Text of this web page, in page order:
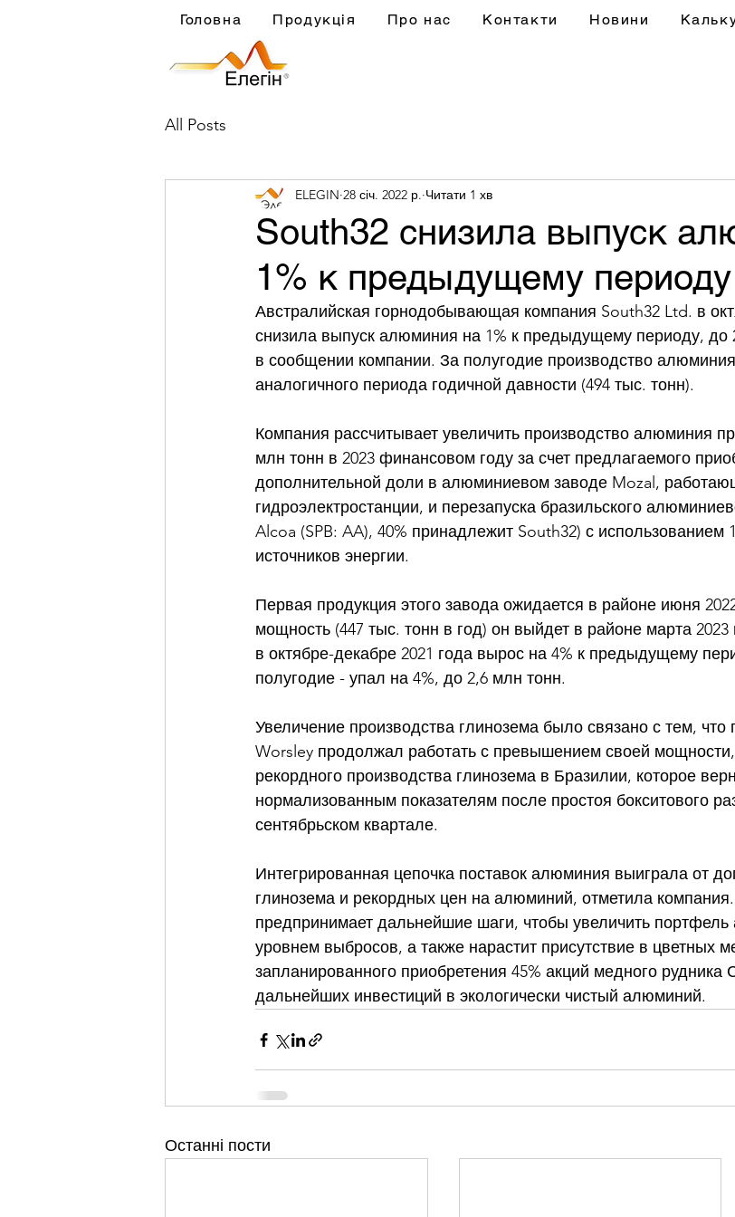
Головна Продукція Про нас Контакти Новини
All Posts
South32 снизила выпуск
1% к предыдущему периоду
ELEGIN 28 січ. 2022 р. Читати 1 хв
Австралийская горнодобывающая компания South32 Ltd. в
снизила выпуск алюминия на 1% к предыдущему периоду, до
в сообщении компании. За полугодие производство
аналогичного периода годичной давности (494 тыс. тонн).
Компания рассчитывает увеличить производство алюминия
млн тонн в 2023 финансовом году за счет предлагаемого
дополнительной доли в алюминиевом заводе Mozal,
гидроэлектростанции, и перезапуска бразильского
Alcoa (SPB: AA), 40% принадлежит South32) с использованием
источников энергии.
Первая продукция этого завода ожидается в районе июня
мощность (447 тыс. тонн в год) он выйдет в районе марта
в октябре-декабре 2021 года вырос на 4% к предыдущему
полугодие - упал на 4%, до 2,6 млн тонн.
Увеличение производства глинозема было связано с тем, что
Worsley продолжал работать с превышением своей мощности,
рекордного производства глинозема в Бразилии, которое
нормализованным показателям после простоя бокситового
сентябрьском квартале.
Интегрированная цепочка поставок алюминия выиграла от
глинозема и рекордных цен на алюминий, отметила
предпринимает дальнейшие шаги, чтобы увеличить портфель
уровнем выбросов, а также нарастит присутствие в цветных
запланированного приобретения 45% акций медного
дальнейших инвестиций в экологически чистый алюминий.
Останні пости